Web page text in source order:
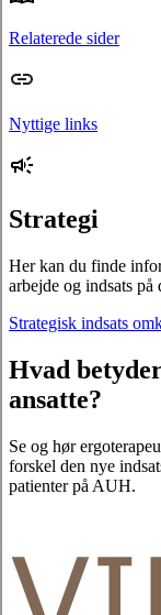
Relaterede sider
Nyttige links
Strategi
Her kan du finde
arbejde og indsats på
Strategisk indsats
Hvad
ansatte?
Se og hør
forskel den nye
patienter på AUH.